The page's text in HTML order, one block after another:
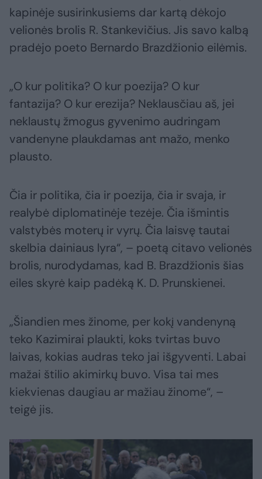
kapinėje susirinkusiems dar kartą dėkojo
velionės brolis R. Stankevičius. Jis savo kalbą
pradėjo poeto Bernardo Brazdžionio eilėmis.
„O kur politika? O kur poezija? O kur
fantazija? O kur erezija? Neklausčiau aš, jei
neklaustų žmogus gyvenimo audringam
vandenyne plaukdamas ant mažo, menko
plausto.
Čia ir politika, čia ir poezija, čia ir svaja, ir
realybė diplomatinėje tezėje. Čia išmintis
valstybės moterų ir vyrų. Čia laisvę tautai
skelbia dainiaus lyra“, – poetą citavo velionės
brolis, nurodydamas, kad B. Brazdžionis šias
eiles skyrė kaip padėką K. D. Prunskienei.
„Šiandien mes žinome, per kokį vandenyną
teko Kazimirai plaukti, koks tvirtas buvo
laivas, kokias audras teko jai išgyventi. Labai
mažai štilio akimirkų buvo. Visa tai mes
kiekvienas daugiau ar mažiau žinome“, –
teigė jis.